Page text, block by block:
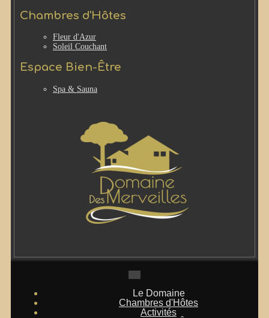
Chambres d'Hôtes
Fleur d'Azur
Soleil Couchant
Espace Bien-Être
Spa & Sauna
Le Domaine
Chambres d'Hôtes
Activités